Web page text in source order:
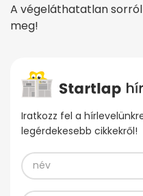
A végeláthatatlan
meg!
Iratkozz fel a
legérdekesebb cikkekről!